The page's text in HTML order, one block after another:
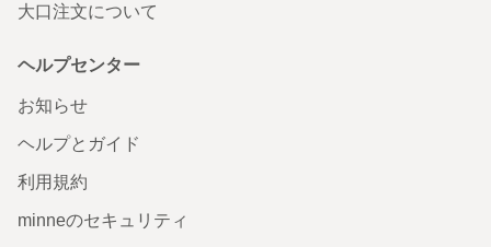
大口注文について
ヘルプセンター
お知らせ
ヘルプとガイド
利用規約
minneのセキュリティ